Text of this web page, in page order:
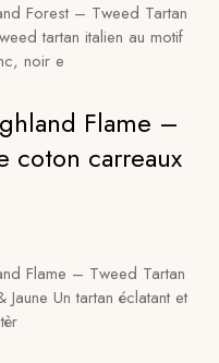
Forest – Tweed Tartan
tartan italien au motif
noir e
Flame –
coton carreaux
Flame – Tweed Tartan
Jaune Un tartan éclatant et